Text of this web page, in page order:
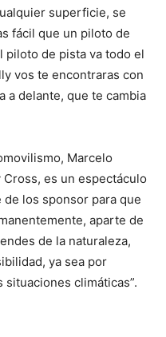
superficie, se
fácil que un piloto de
piloto de pista va todo el
vos te encontraras con
a delante, que te cambia
Marcelo
es un espectáculo
los sponsor para que
aparte de
de la naturaleza,
ya sea por
climáticas”.